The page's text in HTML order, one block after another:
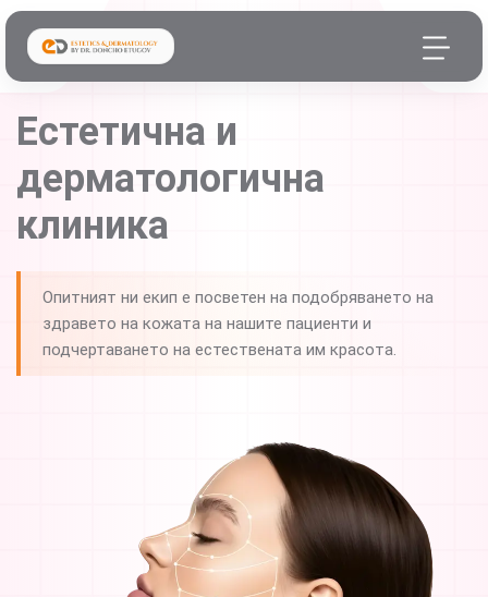
Естетична и
дерматологична
клиника
Опитният ни екип е посветен на подобряването на
здравето на кожата на нашите пациенти и
подчертаването на естествената им красота.